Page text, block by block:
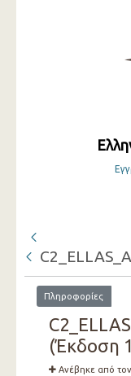
Πληροφορίες
(Έκδοση
Ανέβηκε από